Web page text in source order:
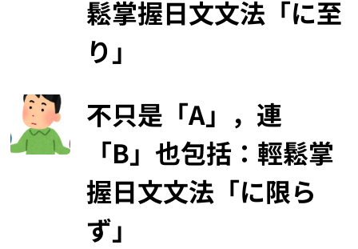
鬆掌握日文文法「に至
り」
不只是「A」，連
「B」也包括：輕鬆掌
握日文文法「に限ら
ず」